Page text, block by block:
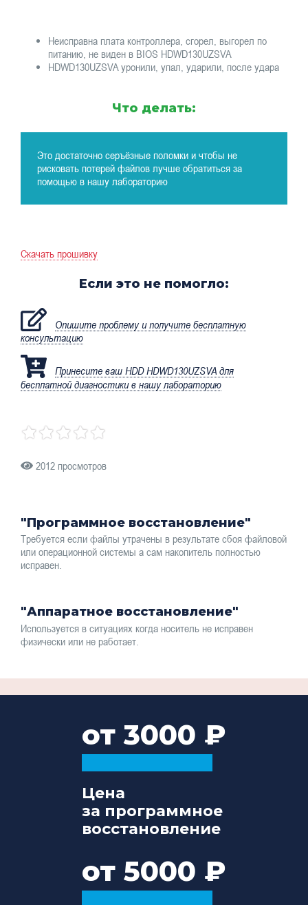
Неисправна плата контроллера, сгорел, выгорел по
питанию, не виден в BIOS HDWD130UZSVA
HDWD130UZSVA уронили, упал, ударили, после удара
Что делать:
Это достаточно серъёзные поломки и чтобы не
рисковать потерей файлов лучше обратиться за
помощью в нашу лабораторию
Скачать прошивку
Если это не помогло:
Опишите проблему и получите бесплатную
консультацию
Принесите ваш HDD HDWD130UZSVA для
бесплатной диагностики в нашу лабораторию
2012 просмотров
"Программное восстановление"
Требуется если файлы утрачены в результате сбоя файловой
или операционной системы а сам накопитель полностью
исправен.
"Аппаратное восстановление"
Используется в ситуациях когда носитель не исправен
физически или не работает.
от 3000
Цена
за программное
восстановление
от 5000